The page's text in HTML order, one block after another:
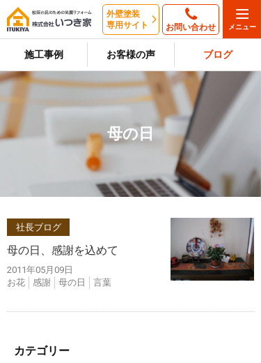
外壁塗装
専用サイト
お問い合わせ
施工事例 お客様の声 ブログ
母の日
社長ブログ
母の日、感謝を込めて
2011年05月09日
お花
感謝 母の日 言葉
カテゴリー